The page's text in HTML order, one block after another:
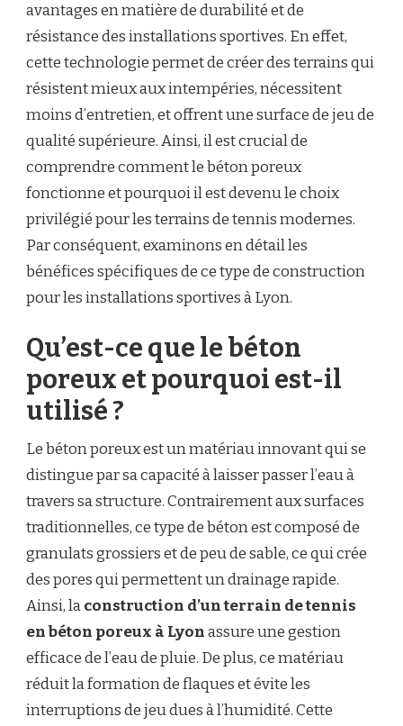
DE
TENNIS
EN
BÉTON
POREUX
À
LYON
T-
ELLE
LA
DURABILITÉ
À
LA
DES
?
avantages en matière de durabilité et de
résistance des installations sportives. En effet,
cette technologie permet de créer des terrains qui
résistent mieux aux intempéries, nécessitent
moins d’entretien, et offrent une surface de jeu de
qualité supérieure. Ainsi, il est crucial de
comprendre comment le béton poreux
fonctionne et pourquoi il est devenu le choix
privilégié pour les terrains de tennis modernes.
Par conséquent, examinons en détail les
bénéfices spécifiques de ce type de construction
pour les installations sportives à Lyon.
Qu’est-ce que le béton
poreux et pourquoi est-il
utilisé ?
Le béton poreux est un matériau innovant qui se
distingue par sa capacité à laisser passer l’eau à
travers sa structure. Contrairement aux surfaces
traditionnelles, ce type de béton est composé de
granulats grossiers et de peu de sable, ce qui crée
des pores qui permettent un drainage rapide.
Ainsi, laconstruction d’un terrain de tennis
en béton poreux à Lyonassure une gestion
efficace de l’eau de pluie. De plus, ce matériau
réduit la formation de flaques et évite les
interruptions de jeu dues à l’humidité. Cette